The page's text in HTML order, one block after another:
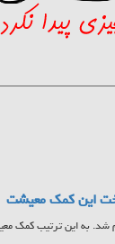
این کمک معیشت